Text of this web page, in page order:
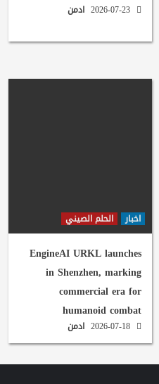
ادمن
اخبار الحلم الصيني
EngineAI URKL launches
in Shenzhen, marking
commercial era for
humanoid combat
ادمن